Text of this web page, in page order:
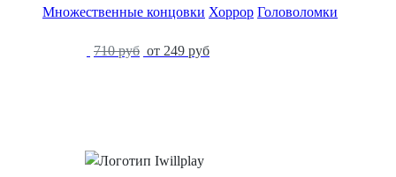
Множественные концовки Хоррор Головоломки
710 руб от 249 руб